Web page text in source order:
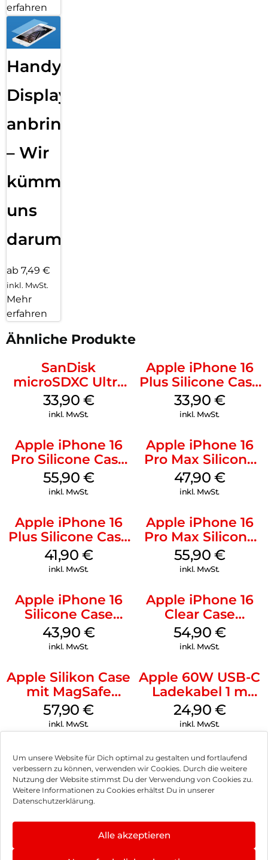
Um unsere Website für Dich optimal zu gestalten und fortlaufend
verbessern zu können, verwenden wir Cookies. Durch die weitere
Nutzung der Website stimmst Du der Verwendung von Cookies zu.
Weitere Informationen zu Cookies erhältst Du in unserer
Datenschutzerklärung.
Alle akzeptieren
erfahren
Handy
Displayfolie
anbringen
– Wir
kümmern
uns
darum!
ab 7,49 €
inkl. MwSt.
Mehr
erfahren
Ähnliche Produkte
SanDisk
microSDXC Ultra
128 GB + Adapter
Mobile
33,90 €
inkl. MwSt.
Apple iPhone 16
Plus Silicone Case
MagSafe Lake
Green
33,90 €
inkl. MwSt.
Apple iPhone 16
Pro Silicone Case
MagSafe Stone
Gray
55,90 €
inkl. MwSt.
Apple iPhone 16
Pro Max Silicone
Case MagSafe
Black
47,90 €
inkl. MwSt.
Apple iPhone 16
Plus Silicone Case
MagSafe Stone
Gray
41,90 €
inkl. MwSt.
Apple iPhone 16
Pro Max Silicone
Case MagSafe
Stone Gray
55,90 €
inkl. MwSt.
Apple iPhone 16
Silicone Case
MagSafe Plum
43,90 €
inkl. MwSt.
Apple iPhone 16
Clear Case
MagSafe
Transparent
54,90 €
inkl. MwSt.
Apple Silikon Case
mit MagSafe
iPhone 14 Pro
(PRODUCT)RED
57,90€
inkl. MwSt.
Apple 60W USB-C
Ladekabel 1 m
Weiß
24,90 €
inkl. MwSt.
Impressum